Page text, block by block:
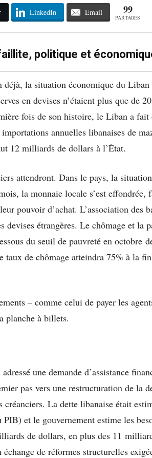
LinkedIn Email 99
PARTAGES
politique et
déjà, la situation économique du Liban
en devises n’étaient plus que de
fois de son histoire, le Liban a fait
annuelles libanaises de
12 milliards de dollars à l’État.
attendront. Dans le pays, la
la monnaie locale s’est effondrée,
pouvoir d’achat. L’association des
devises étrangères. Le chômage et la
du seuil de pauvreté en octobre
taux de chômage atteindra 75% à la
– comme celui de payer les
planche à billets.
une demande d’assistance
pas vers une restructuration de la
La dette libanaise était
et le gouvernement estime les
de dollars, en plus des 11
de réformes structurelles